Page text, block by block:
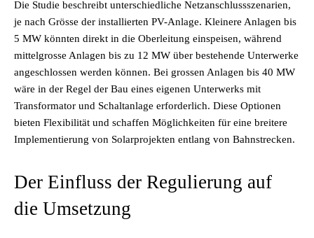
Die Studie beschreibt unterschiedliche Netzanschlussszenarien,
je nach Grösse der installierten PV-Anlage. Kleinere Anlagen bis
5 MW könnten direkt in die Oberleitung einspeisen, während
mittelgrosse Anlagen bis zu 12 MW über bestehende Unterwerke
angeschlossen werden können. Bei grossen Anlagen bis 40 MW
wäre in der Regel der Bau eines eigenen Unterwerks mit
Transformator und Schaltanlage erforderlich. Diese Optionen
bieten Flexibilität und schaffen Möglichkeiten für eine breitere
Implementierung von Solarprojekten entlang von Bahnstrecken.
Der Einfluss der Regulierung auf
die Umsetzung